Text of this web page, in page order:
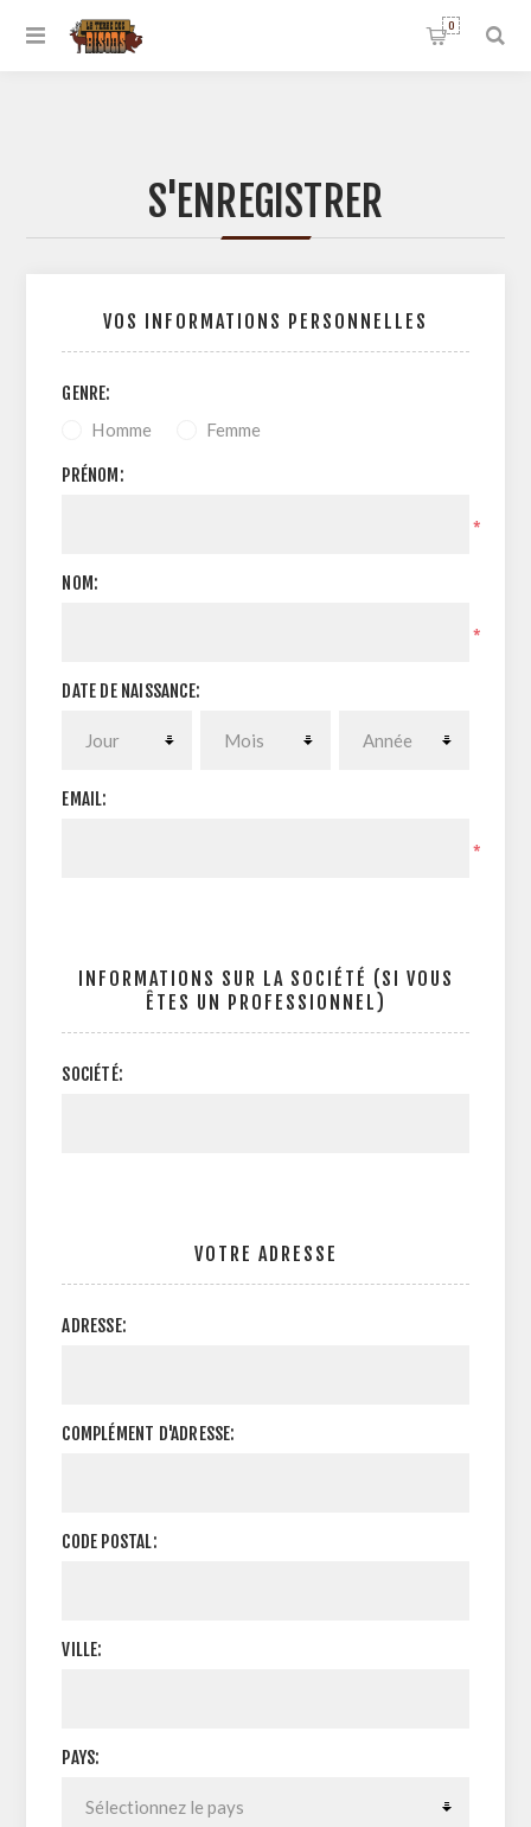
0
S'ENREGISTRER
VOS INFORMATIONS PERSONNELLES
GENRE:
Homme Femme
PRÉNOM:
*
NOM:
*
DATE DE NAISSANCE:
EMAIL:
*
INFORMATIONS SUR LA SOCIÉTÉ (SI VOUS
ÊTES UN PROFESSIONNEL)
SOCIÉTÉ:
VOTRE ADRESSE
ADRESSE:
COMPLÉMENT D'ADRESSE:
CODE POSTAL:
VILLE:
PAYS: